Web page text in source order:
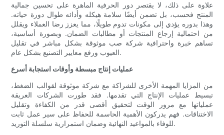
علاوة على ذلك، لا يقتصر دور الحرفية الماهرة على تحسين جمالية
المنتج فحسب، بل تضمن أيضًا سلامة هيكله وأدائه طوال دورة حياته.
وهذا بدوره يؤدي إلى مكونات تدوم طويلًا، مما يعزز رضا العملاء ويقلل
من احتمالية إرجاع المنتجات أو مطالبات الضمان. وبصورة أساسية،
تساهم خبرة واحترافية شركة صب موثوقة بشكل مباشر في تقليل
العيوب ورفع معايير التصنيع بشكل عام.
عمليات إنتاج مبسطة وأوقات استجابة أسرع
من المزايا المهمة الأخرى للشراكة مع شركة موثوقة لقوالب الضغط،
تبسيط عمليات الإنتاج التي تقدمها. فقد طورت الشركات العريقة
عملياتها مع مرور الوقت لتحقيق أقصى قدر من الكفاءة وتقليل
الاختناقات. فهم يدركون الأهمية الحاسمة للحفاظ على سير عمل ثابت
للوفاء بالمواعيد النهائية وضمان استمرارية سلسلة التوريد.